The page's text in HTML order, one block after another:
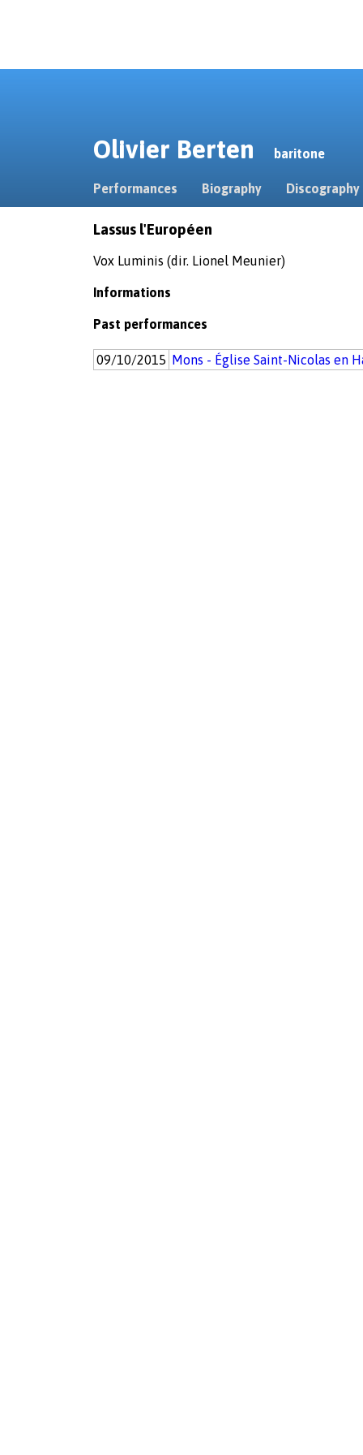
Olivier Berten baritone
Performances Biography Discography
Lassus l'Européen
Vox Luminis (dir. Lionel Meunier)
Informations
Past performances
09/10/2015 Mons - Église Saint-Nicolas en